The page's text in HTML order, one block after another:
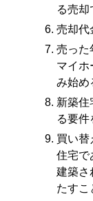
る売却
売却代
売った
マイホ
み始め
新築住
る要件
買い替
住宅で
建築さ
たすこ